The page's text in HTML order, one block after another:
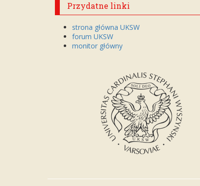
Przydatne linki
strona główna UKSW
forum UKSW
monitor główny